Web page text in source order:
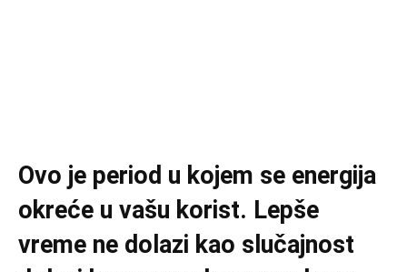
Ovo je period u kojem se energija
okreće u vašu korist. Lepše
vreme ne dolazi kao slučajnost